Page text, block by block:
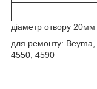
діаметр отвору 20мм
для ремонту:
4550, 4590